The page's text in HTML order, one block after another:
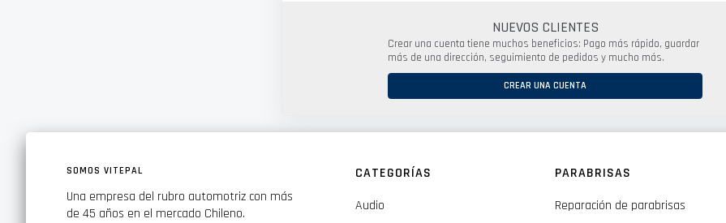
NUEVOS CLIENTES
Crear una cuenta tiene muchos beneficios: Pago más rápido, guardar
más de una dirección, seguimiento de pedidos y mucho más.
CREAR UNA CUENTA
SOMOS VITEPAL
Una empresa del rubro automotriz con más
de 45 años en el mercado Chileno.
CATEGORÍAS
Audio
PARABRISAS
Reparación de parabrisas